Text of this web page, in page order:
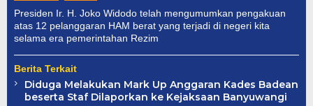
Presiden Ir. H. Joko Widodo telah mengumumkan pengakuan
atas 12 pelanggaran HAM berat yang terjadi di negeri kita
selama era pemerintahan Rezim
Berita Terkait
Diduga Melakukan Mark Up Anggaran Kades Badean
beserta Staf Dilaporkan ke Kejaksaan Banyuwangi